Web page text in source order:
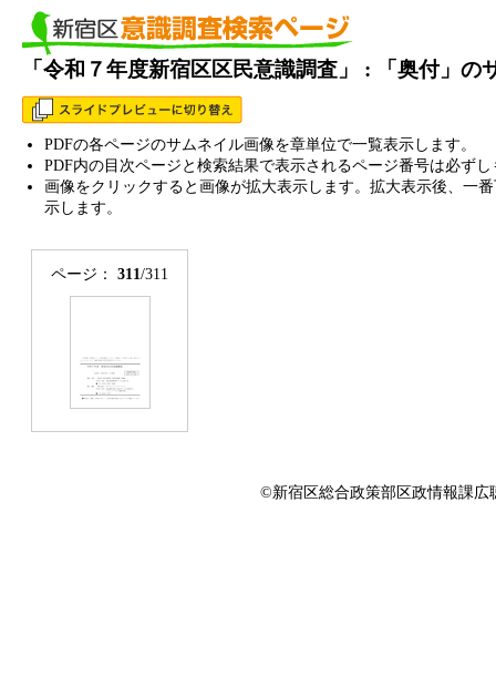
「令和７年度新宿区区民意識調査」 : 「奥付」の
PDFの各ページのサムネイル画像を章単位で一覧表示します。
PDF内の目次ページと検索結果で表示されるページ番号は必ず
画像をクリックすると画像が拡大表示します。拡大表示後、一
示します。
ページ： 311/311
©新宿区総合政策部区政情報課